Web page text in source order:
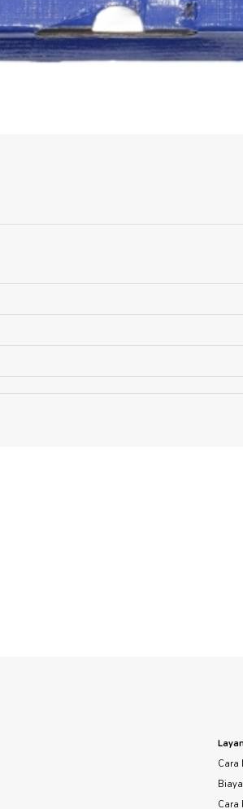
Cara
Cara